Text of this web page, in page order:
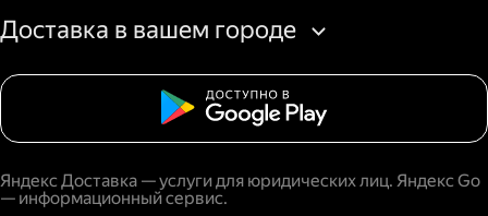
Доставка в вашем городе
Яндекс Доставка — услуги для юридических лиц. Яндекс Go
— информационный сервис.